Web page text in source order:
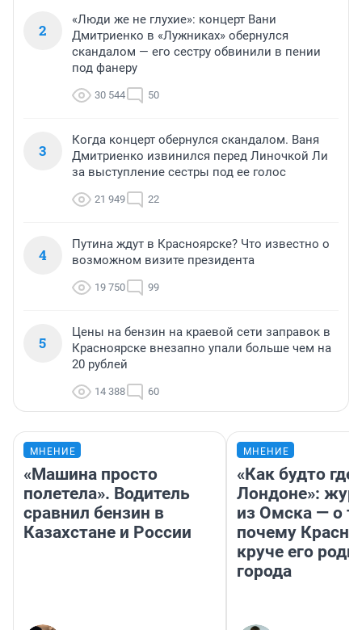
2
«Люди же не глухие»: концерт Вани
Дмитриенко в «Лужниках» обернулся
скандалом — его сестру обвинили в пении
под фанеру
30 544 50
3
Когда концерт обернулся скандалом. Ваня
Дмитриенко извинился перед Линочкой Ли
за выступление сестры под ее голос
21 949 22
4
Путина ждут в Красноярске? Что известно о
возможном визите президента
19 750 99
5
Цены на бензин на краевой сети заправок в
Красноярске внезапно упали больше чем на
20 рублей
14 388 60
МНЕНИЕ
«Машина просто
полетела». Водитель
сравнил бензин в
Казахстане и России
МНЕНИЕ
«Как будто
Лондоне»:
из Омска — о
почему
круче его
города